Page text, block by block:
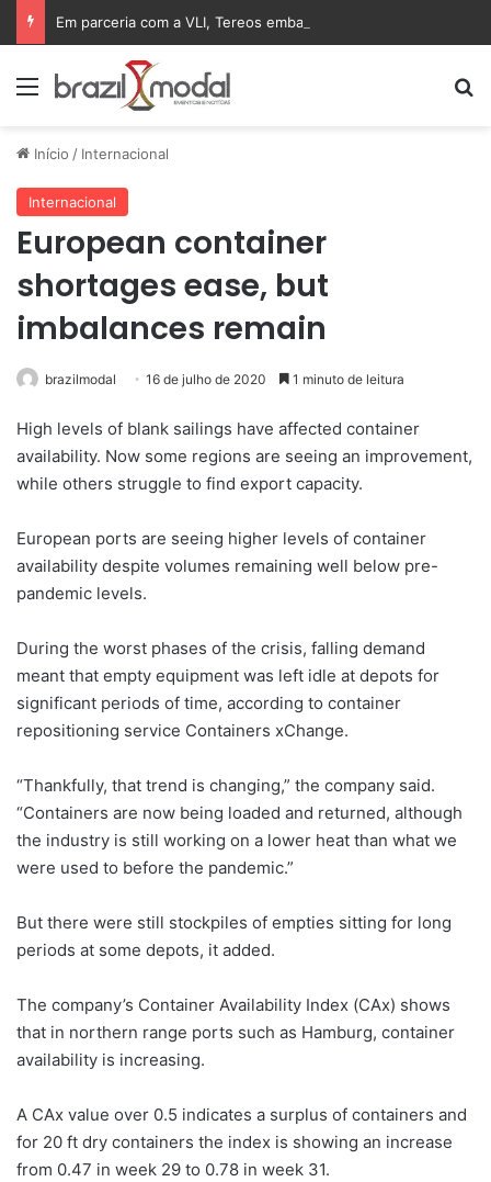
Menu
Início / Internacional
Internacional
European container
shortages ease, but
imbalances remain
brazilmodal 16 de julho de 2020 1 minuto de leitura
High levels of blank sailings have affected container
availability. Now some regions are seeing an improvement,
while others struggle to find export capacity.
European ports are seeing higher levels of container
availability despite volumes remaining well below pre-
pandemic levels.
During the worst phases of the crisis, falling demand
meant that empty equipment was left idle at depots for
significant periods of time, according to container
repositioning service Containers xChange.
“Thankfully, that trend is changing,” the company said.
“Containers are now being loaded and returned, although
the industry is still working on a lower heat than what we
were used to before the pandemic.”
But there were still stockpiles of empties sitting for long
periods at some depots, it added.
The company’s Container Availability Index (CAx) shows
that in northern range ports such as Hamburg, container
availability is increasing.
A CAx value over 0.5 indicates a surplus of containers and
for 20 ft dry containers the index is showing an increase
from 0.47 in week 29 to 0.78 in week 31.